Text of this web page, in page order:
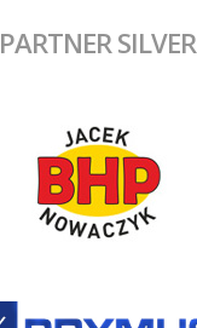
PARTNER SILVER